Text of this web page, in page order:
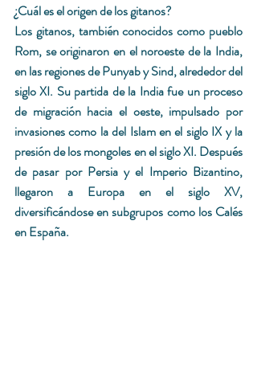
¿Cuál es el origen de los gitanos?
Los gitanos, también conocidos como pueblo
Rom, se originaron en el noroeste de la India,
en las regiones de Punyab y Sind, alrededor del
siglo XI. Su partida de la India fue un proceso
de migración hacia el oeste, impulsado por
invasiones como la del Islam en el siglo IX y la
presión de los mongoles en el siglo XI. Después
de pasar por Persia y el Imperio Bizantino,
llegaron a Europa en el siglo XV,
diversificándose en subgrupos como los Calés
en España.